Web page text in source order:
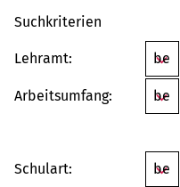
Suchkriterien
Lehramt:
Arbeitsumfang:
Schulart: